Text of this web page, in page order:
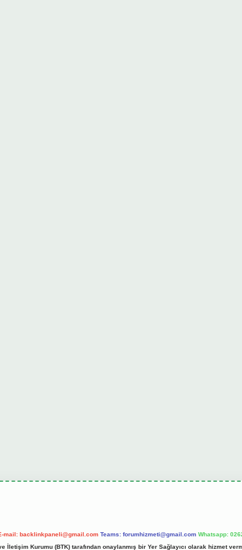
mail: backlinkpaneli@gmail.com Teams: forumhizmeti@gmail.com Whatsapp:
İletişim Kurumu (BTK) tarafından onaylanmış bir Yer Sağlayıcı olarak hizmet